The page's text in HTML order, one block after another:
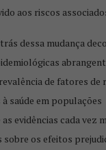
aos riscos
dessa mudança
de fatores de
saúde em populações
evidências cada vez
sobre os efeitos